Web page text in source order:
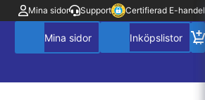
Mina sidor Support Certifierad E-handel